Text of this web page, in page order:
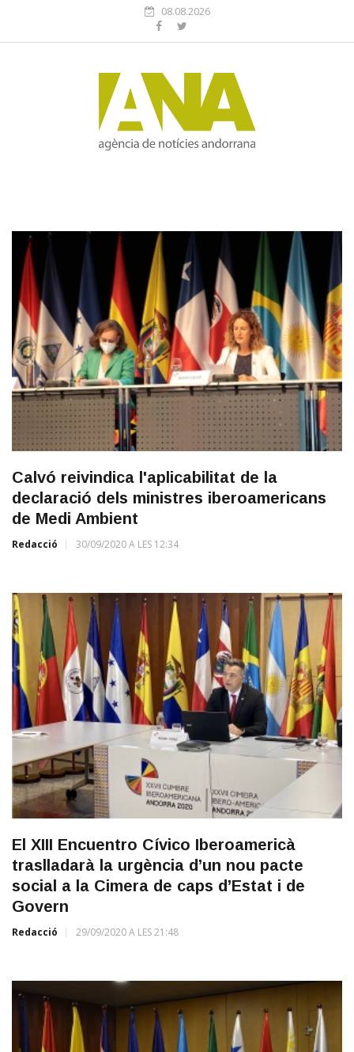
08.08.2026
Calvó reivindica l'aplicabilitat de la
declaració dels ministres iberoamericans
de Medi Ambient
Redacció 30/09/2020 A LES 12:34
El XIII Encuentro Cívico Iberoamericà
traslladarà la urgència d’un nou pacte
social a la Cimera de caps d’Estat i de
Govern
Redacció 29/09/2020 A LES 21:48